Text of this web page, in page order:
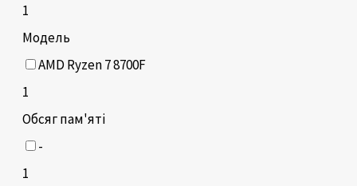
1
Модель
AMD Ryzen 7 8700F
1
Обсяг пам'яті
-
1